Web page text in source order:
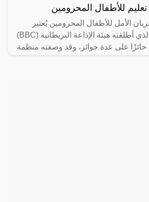
للأطفال المحرومين
الأمل للأطفال المحرومين يُعتبر
برنامج "درس" الذي أطلقته هيئة الإذاعة البريطانية (BBC)
حائزًا على عدة جوائز، وقد وصفته منظمة